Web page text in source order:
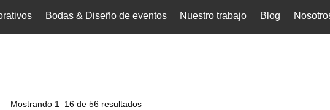
Bodas & Diseño de eventos Nuestro trabajo Blog
Mostrando 1–16 de 56 resultados